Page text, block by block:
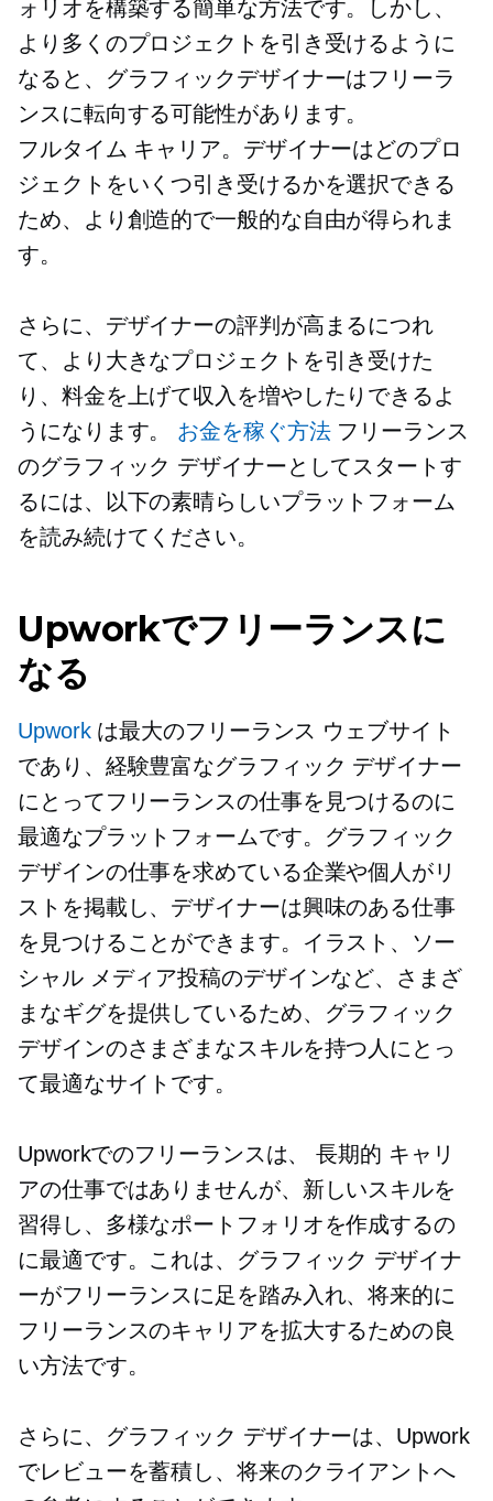
ォリオを構築する簡単な方法です。しかし、
より多くのプロジェクトを引き受けるように
なると、グラフィックデザイナーはフリーラ
ンスに転向する可能性があります。
フルタイム キャリア。デザイナーはどのプロ
ジェクトをいくつ引き受けるかを選択できる
ため、より創造的で一般的な自由が得られま
す。
さらに、デザイナーの評判が高まるにつれ
て、より大きなプロジェクトを引き受けた
り、料金を上げて収入を増やしたりできるよ
うになります。 お金を稼ぐ方法フリーランス
のグラフィック デザイナーとしてスタートす
るには、以下の素晴らしいプラットフォーム
を読み続けてください。
Upworkでフリーランスに
なる
Upworkは最大のフリーランス ウェブサイト
であり、経験豊富なグラフィック デザイナー
にとってフリーランスの仕事を見つけるのに
最適なプラットフォームです。グラフィック
デザインの仕事を求めている企業や個人がリ
ストを掲載し、デザイナーは興味のある仕事
を見つけることができます。イラスト、ソー
シャル メディア投稿のデザインなど、さまざ
まなギグを提供しているため、グラフィック
デザインのさまざまなスキルを持つ人にとっ
て最適なサイトです。
Upworkでのフリーランスは、長期的 キャリ
アの仕事ではありませんが、新しいスキルを
習得し、多様なポートフォリオを作成するの
に最適です。これは、グラフィック デザイナ
ーがフリーランスに足を踏み入れ、将来的に
フリーランスのキャリアを拡大するための良
い方法です。
さらに、グラフィック デザイナーは、Upwork
でレビューを蓄積し、将来のクライアントへ